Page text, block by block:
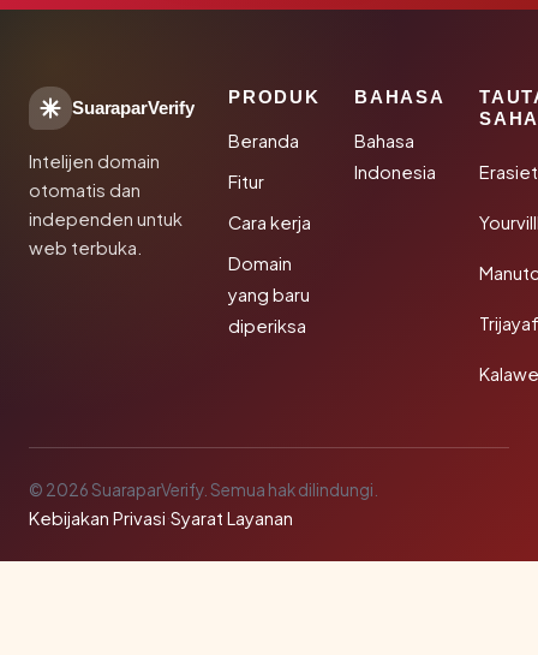
SuaraparVerify
Intelijen domain
otomatis dan
independen untuk
web terbuka.
PRODUK
Beranda
Fitur
Cara kerja
Domain
yang baru
diperiksa
BAHASA
Bahasa
Indonesia
© 2026 SuaraparVerify. Semua hak dilindungi.
Kebijakan Privasi·Syarat Layanan